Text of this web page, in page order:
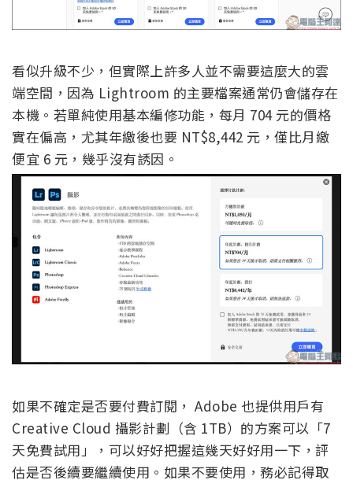
看似升級不少，但實際上許多人並不需要這麼大的雲
端空間，因為 Lightroom 的主要檔案通常仍會儲存在
本機。若單純使用基本編修功能，每月 704 元的價格
實在偏高，尤其年繳後也要 NT$8,442 元，僅比月繳
便宜 6 元，幾乎沒有誘因。
如果不確定是否要付費訂閱， Adobe 也提供用戶有
Creative Cloud 攝影計劃（含 1TB）的方案可以「7
天免費試用」，可以好好把握這幾天好好用一下，評
估是否後續要繼續使用。如果不要使用，務必記得取